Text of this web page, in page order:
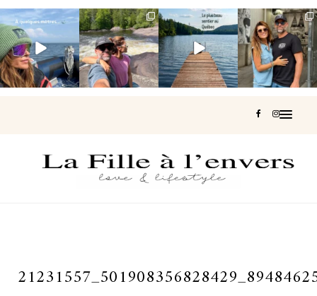
Voir une baleine
en photo, c’est
impressionnant
🐋...
Les Laurentides,
le Québec
version nature.
...
Et si je te disais
qu’il existe un
sentier où tu...
126 37
Montréal, une
très belle
surprise 🇨🇦
442